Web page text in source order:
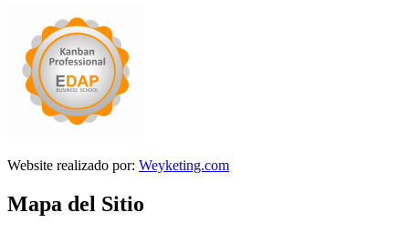
Website realizado por: Weyketing.com
Mapa del Sitio